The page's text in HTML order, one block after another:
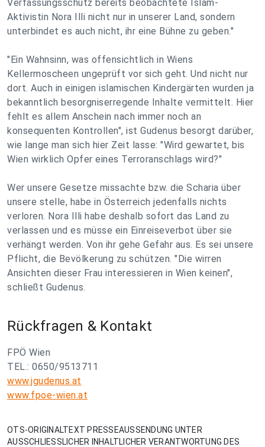
Verfassungsschutz bereits beobachtete Islam-
Aktivistin Nora Illi nicht nur in unserer Land, sondern
unterbindet es auch nicht, ihr eine Bühne zu geben."
"Ein Wahnsinn, was offensichtlich in Wiens
Kellermoscheen ungeprüft vor sich geht. Und nicht nur
dort. Auch in einigen islamischen Kindergärten wurden ja
bekanntlich besorgniserregende Inhalte vermittelt. Hier
fehlt es allem Anschein nach immer noch an
konsequenten Kontrollen", ist Gudenus besorgt darüber,
wie lange man sich hier Zeit lasse: "Wird gewartet, bis
Wien wirklich Opfer eines Terroranschlags wird?"
Wer unsere Gesetze missachte bzw. die Scharia über
unsere stelle, habe in Österreich jedenfalls nichts
verloren. Nora Illi habe deshalb sofort das Land zu
verlassen und es müsse ein Einreiseverbot über sie
verhängt werden. Von ihr gehe Gefahr aus. Es sei unsere
Pflicht, die Bevölkerung zu schützen. "Die wirren
Ansichten dieser Frau interessieren in Wien keinen",
schließt Gudenus.
Rückfragen & Kontakt
FPÖ Wien
TEL.: 0650/9513711
www.jgudenus.at
www.fpoe-wien.at
OTS-ORIGINALTEXT PRESSEAUSSENDUNG UNTER
AUSSCHLIESSLICHER INHALTLICHER VERANTWORTUNG DES